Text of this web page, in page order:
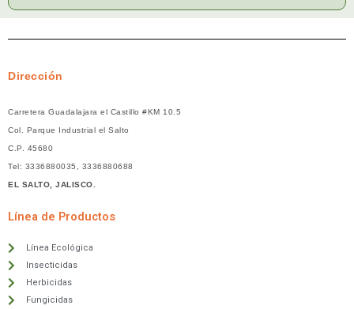
Dirección
Carretera Guadalajara el Castillo #KM 10.5
Col. Parque Industrial el Salto
C.P. 45680
Tel: 3336880035, 3336880688
EL SALTO, JALISCO.
Línea de Productos
Línea Ecológica
Insecticidas
Herbicidas
Fungicidas